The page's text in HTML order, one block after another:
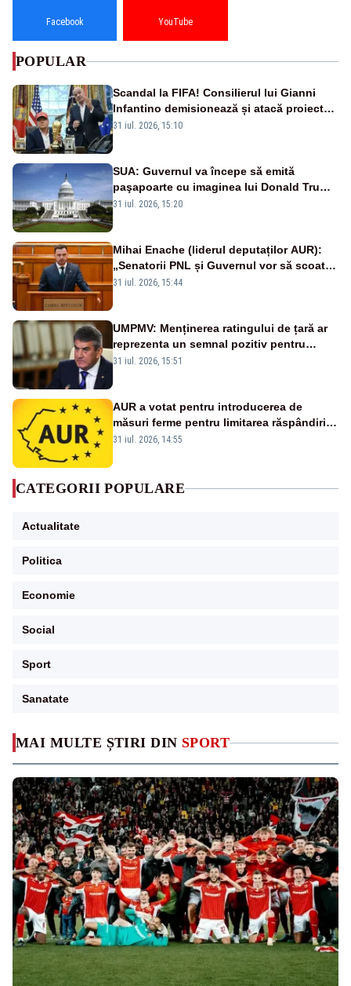
MAI MULTE ȘTIRI DIN SPORT
Facebook YouTube
POPULAR
Scandal la FIFA! Consilierul lui Gianni
Infantino demisionează și atacă proiectul
privind investitorii străini
31 iul. 2026, 15:10
SUA: Guvernul va începe să emită
paşapoarte cu imaginea lui Donald Trump
începând cu 8 august
31 iul. 2026, 15:20
Mihai Enache (liderul deputaților AUR):
„Senatorii PNL și Guvernul vor să scoată
la vânzare bunuri publice pentru a stinge
31 iul. 2026, 15:44
UMPMV: Menținerea ratingului de țară ar
reprezenta un semnal pozitiv pentru
România. Autoritățile trebuie să continue
31 iul. 2026, 15:51
AUR a votat pentru introducerea de
măsuri ferme pentru limitarea răspândirii
virusului pestei porcine africane
31 iul. 2026, 14:55
CATEGORII POPULARE
Actualitate
Politica
Economie
Social
Sport
Sanatate